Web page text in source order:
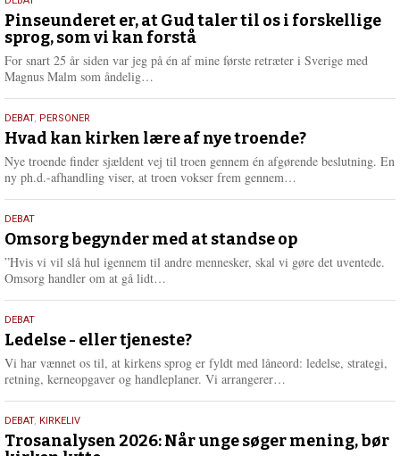
august
2026
Pinseunderet er, at Gud taler til os i forskellige
sprog, som vi kan forstå
For snart 25 år siden var jeg på én af mine første retræter i Sverige med
Magnus Malm som åndelig…
e
r
e
25.
juli
2026
DEBAT, PERSONER
Hvad kan kirken lære af nye troende?
Nye troende finder sjældent vej til troen gennem én afgørende beslutning. En
ny ph.d.-afhandling viser, at troen vokser frem gennem…
e
r
e
9.
juli
2026
DEBAT
Omsorg begynder med at standse op
”Hvis vi vil slå hul igennem til andre mennesker, skal vi gøre det uventede.
Omsorg handler om at gå lidt…
e
r
e
10.
juni
2026
DEBAT
Ledelse - eller tjeneste?
Vi har vænnet os til, at kirkens sprog er fyldt med låneord: ledelse, strategi,
retning, kerneopgaver og handleplaner. Vi arrangerer…
e
2.
juni
DEBAT, KIRKELIV
Trosanalysen 2026: Når unge søger mening, bør